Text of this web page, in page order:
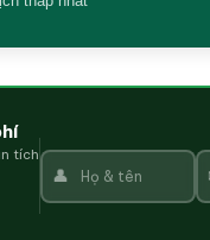
tích
👤